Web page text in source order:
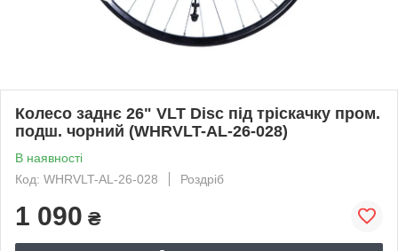
Колесо заднє 26" VLT Disc під тріскачку пром.
подш. чорний (WHRVLT-AL-26-028)
В наявності
Код: WHRVLT-AL-26-028
Роздріб
1 090 ₴